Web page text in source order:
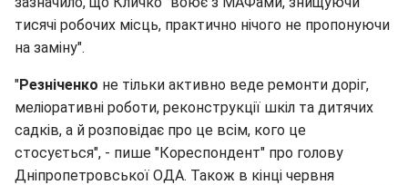
тисячі робочих місць, практично нічого не пропонуючи
на заміну".
"Резніченко не тільки активно веде ремонти доріг,
меліоративні роботи, реконструкції шкіл та дитячих
садків, а й розповідає про це всім, кого це
стосується", - пише "Кореспондент" про голову
Дніпропетровської ОДА. Також в кінці червня